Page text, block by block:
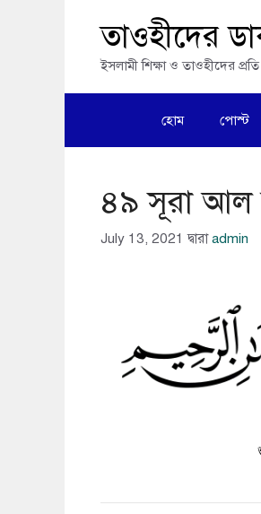
তাওহীদের
ইসলামী শিক্ষা ও তাওহীদের
হোম পোস্ট
৪৯ সূরা আল
July 13, 2021 দ্বারাadmin